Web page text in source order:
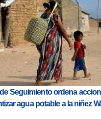
Seguimiento ordena
agua potable a la niñez